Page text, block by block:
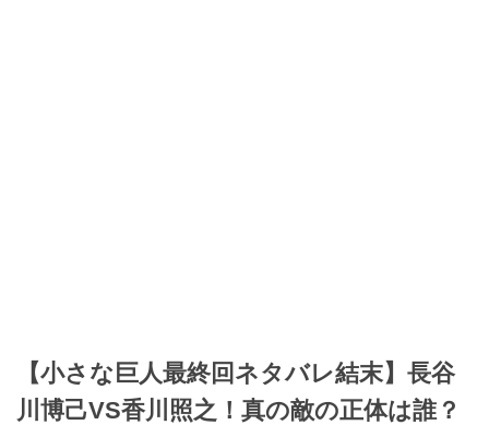
【小さな巨人最終回ネタバレ結末】長谷
川博己VS香川照之！真の敵の正体は誰？